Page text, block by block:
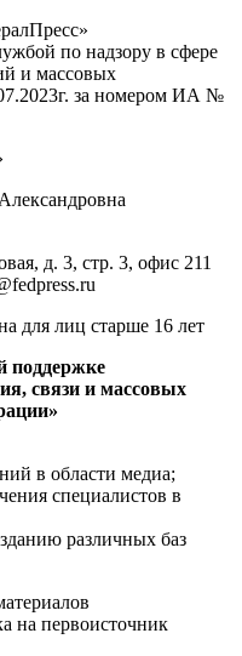
по надзору в сфере
и массовых
за номером ИА №
д. 3, стр. 3, офис 211
для лиц старше 16 лет
поддержке
связи и массовых
в области медиа;
специалистов в
различных баз
на первоисточник